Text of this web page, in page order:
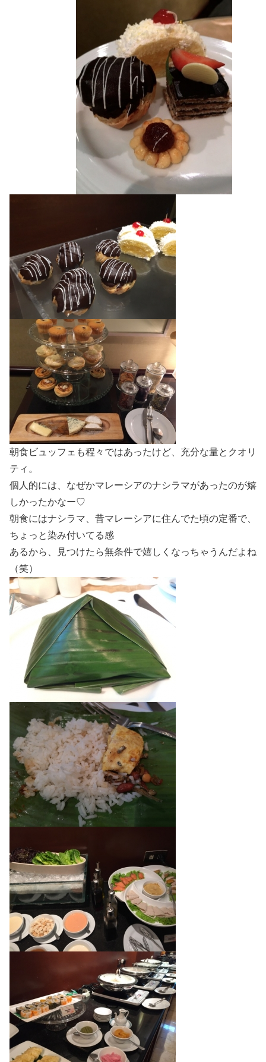
朝食ビュッフェも程々ではあったけど、充分な量とクオリ
ティ。
個人的には、なぜかマレーシアのナシラマがあったのが嬉
しかったかなー♡
朝食にはナシラマ、昔マレーシアに住んでた頃の定番で、
ちょっと染み付いてる感
あるから、見つけたら無条件で嬉しくなっちゃうんだよね
（笑）